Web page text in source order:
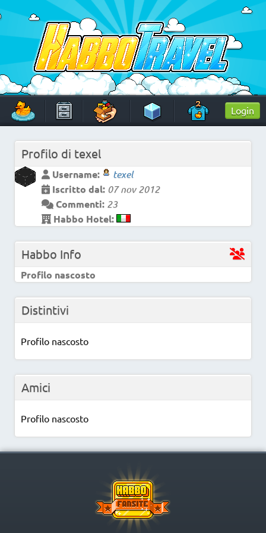
to
content
HabboTravel
Un viaggio di pixel!
Login
Profilo di texel
Username:
texel
Iscritto dal: 07 nov 2012
Commenti: 23
Habbo Hotel:
Habbo Info
Profilo nascosto
Distintivi
Profilo nascosto
Amici
Profilo nascosto